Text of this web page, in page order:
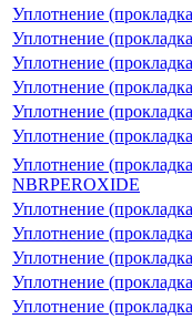
Уплотнение
Уплотнение
Уплотнение
Уплотнение
Уплотнение
Уплотнение
Уплотнение
NBRPEROXIDE
Уплотнение
Уплотнение
Уплотнение
Уплотнение
Уплотнение